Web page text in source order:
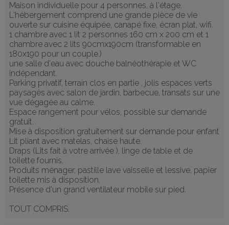
Maison individuelle pour 4 personnes, à l'étage.
L'hébergement comprend une grande pièce de vie
ouverte sur cuisine équipée, canapé fixe, écran plat, wifi.
1 chambre avec 1 lit 2 personnes 160 cm x 200 cm et 1
chambre avec 2 lits 90cmx190cm (transformable en
180x190 pour un couple.)
une salle d'eau avec douche balnéothérapie et WC
indépendant.
Parking privatif, terrain clos en partie , jolis espaces verts
paysagés avec salon de jardin, barbecue, transats sur une
vue dégagée au calme.
Espace rangement pour vélos, possible sur demande
gratuit.
Mise à disposition gratuitement sur demande pour enfant
Lit pliant avec matelas, chaise haute.
Draps (Lits fait à votre arrivée ), linge de table et de
toilette fournis.
Produits ménager, pastille lave vaisselle et lessive, papier
toilette mis à disposition.
Présence d'un grand ventilateur mobile sur pied.
TOUT COMPRIS.